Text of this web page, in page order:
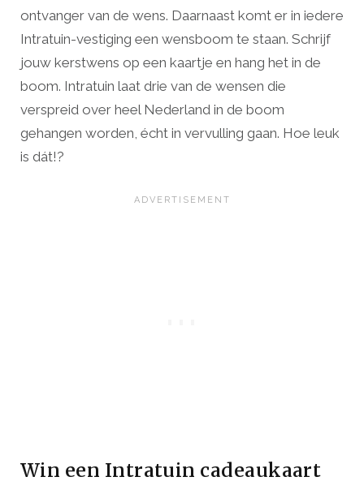
ontvanger van de wens. Daarnaast komt er in iedere
Intratuin-vestiging een wensboom te staan. Schrijf
jouw kerstwens op een kaartje en hang het in de
boom. Intratuin laat drie van de wensen die
verspreid over heel Nederland in de boom
gehangen worden, écht in vervulling gaan. Hoe leuk
is dát!?
Win een Intratuin cadeaukaart